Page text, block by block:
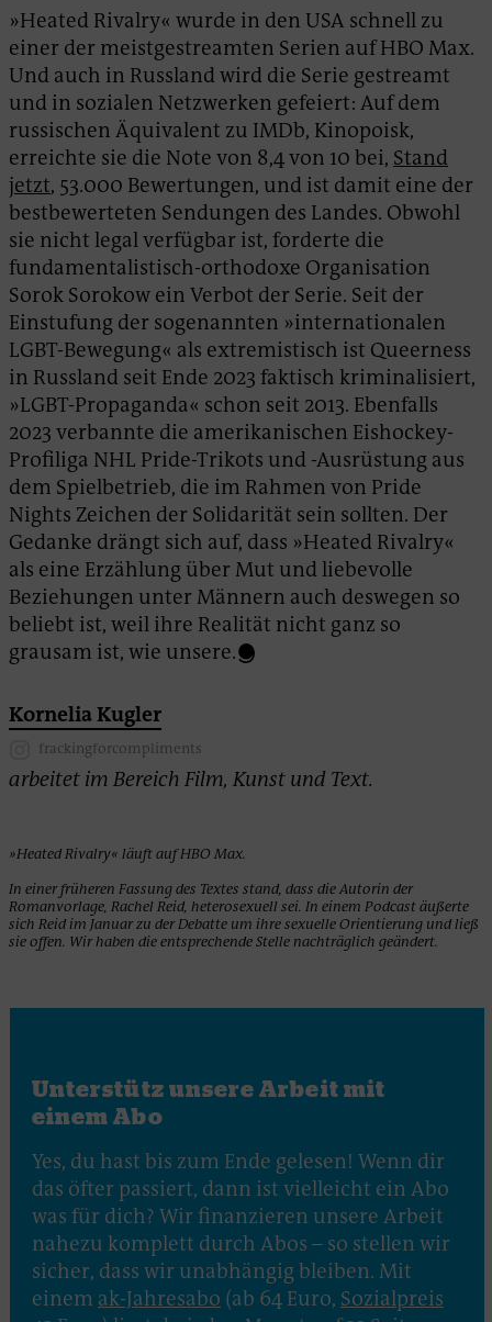
»Heated Rivalry« wurde in den USA schnell zu
einer der meistgestreamten Serien auf HBO Max.
Und auch in Russland wird die Serie gestreamt
und in sozialen Netzwerken gefeiert: Auf dem
russischen Äquivalent zu IMDb, Kinopoisk,
erreichte sie die Note von 8,4 von 10 bei, Stand
jetzt, 53.000 Bewertungen, und ist damit eine der
bestbewerteten Sendungen des Landes. Obwohl
sie nicht legal verfügbar ist, forderte die
fundamentalistisch-orthodoxe Organisation
Sorok Sorokow ein Verbot der Serie. Seit der
Einstufung der sogenannten »internationalen
LGBT-Bewegung« als extremistisch ist Queerness
in Russland seit Ende 2023 faktisch kriminalisiert,
»LGBT-Propaganda« schon seit 2013. Ebenfalls
2023 verbannte die amerikanischen Eishockey-
Profiliga NHL Pride-Trikots und -Ausrüstung aus
dem Spielbetrieb, die im Rahmen von Pride
Nights Zeichen der Solidarität sein sollten. Der
Gedanke drängt sich auf, dass »Heated Rivalry«
als eine Erzählung über Mut und liebevolle
Beziehungen unter Männern auch deswegen so
beliebt ist, weil ihre Realität nicht ganz so
grausam ist, wie unsere.
Kornelia Kugler
frackingforcompliments
arbeitet im Bereich Film, Kunst und Text.
»Heated Rivalry« läuft auf HBO Max.
In einer früheren Fassung des Textes stand, dass die Autorin der
Romanvorlage, Rachel Reid, heterosexuell sei. In einem Podcast äußerte
sich Reid im Januar zu der Debatte um ihre sexuelle Orientierung und ließ
sie offen. Wir haben die entsprechende Stelle nachträglich geändert.
Unterstütz unsere Arbeit mit
einem Abo
Yes, du hast bis zum Ende gelesen! Wenn dir
das öfter passiert, dann ist vielleicht ein Abo
was für dich? Wir finanzieren unsere Arbeit
nahezu komplett durch Abos – so stellen wir
sicher, dass wir unabhängig bleiben. Mit
einem ak-Jahresabo (ab 64 Euro, Sozialpreis